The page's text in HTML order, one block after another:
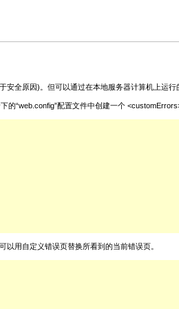
全原因)。但可以通过在本地服务器计算机上运行
“web.config”配置文件中创建一个
以用自定义错误页替换所看到的当前错误页。